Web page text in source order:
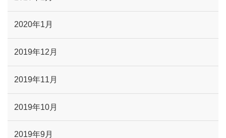
2020年1月
2019年12月
2019年11月
2019年10月
2019年9月